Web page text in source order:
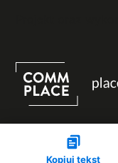
Kopiuj tekst